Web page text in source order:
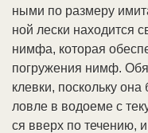
ны­ми по раз­ме­ру
ной лес­ки на­хо­дит­ся
ним­фа, ко­то­рая
по­гру­же­ния нимф.
клев­ки, по­сколь­ку
лов­ле в во­до­еме с
ся вверх по те­че­нию,